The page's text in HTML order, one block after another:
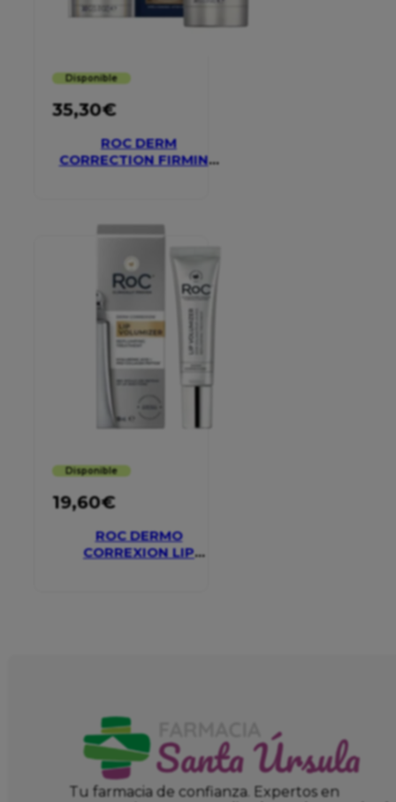
Disponible
35,30€
ROC DERM
CORRECTION FIRMING
Disponible
19,60€
ROC DERMO
CORREXION LIP
Tu farmacia de confianza. Expertos en